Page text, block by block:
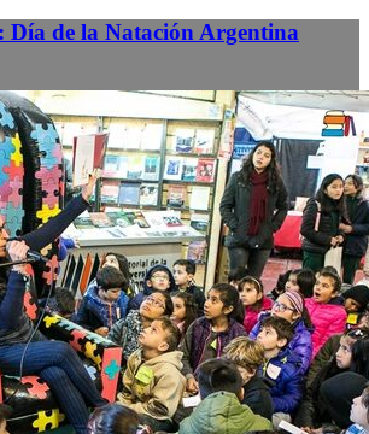
Día de la Natación Argentina